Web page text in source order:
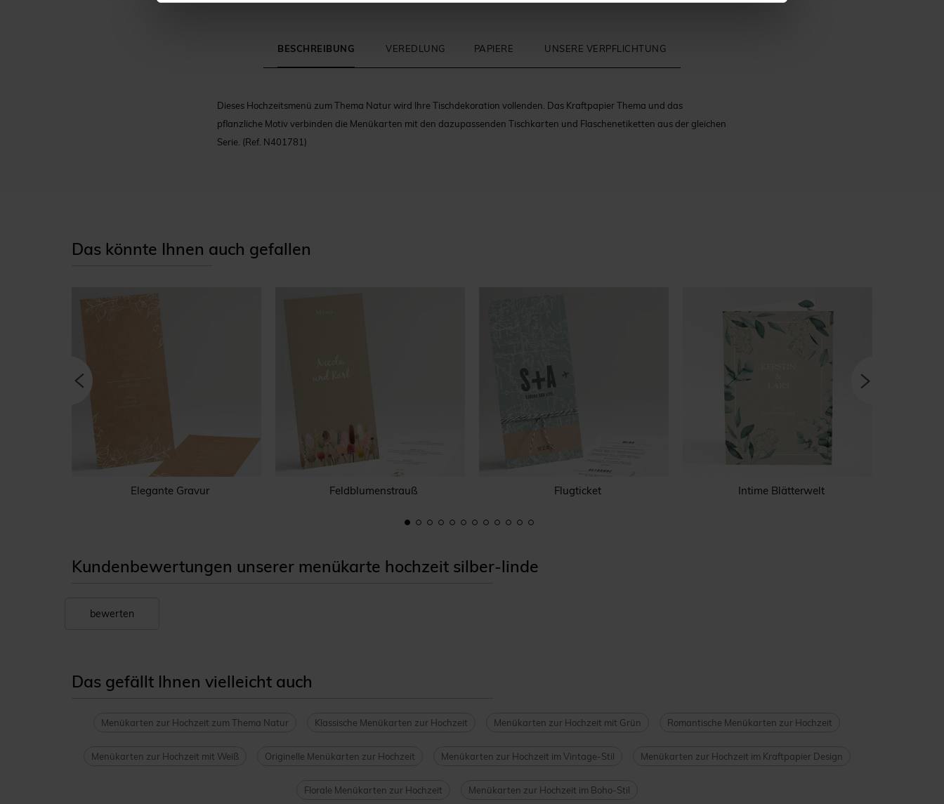
BESCHREIBUNG VEREDLUNG PAPIERE UNSERE VERPFLICHTUNG
Dieses Hochzeitsmenü zum Thema Natur wird Ihre Tischdekoration vollenden. Das Kraftpapier Thema und das
pflanzliche Motiv verbinden die Menükarten mit den dazupassenden Tischkarten und Flaschenetiketten aus der gleichen
Serie. (Ref. N401781)
Das könnte Ihnen auch gefallen
Elegante Gravur Feldblumenstrauß Flugticket Intime Blätterwelt
Kundenbewertungen unserer menükarte hochzeit silber-linde
bewerten
Das gefällt Ihnen vielleicht auch
Menükarten zur Hochzeit zum Thema Natur Klassische Menükarten zur Hochzeit Menükarten zur Hochzeit mit Grün Romantische Menükarten zur Hochzeit
Menükarten zur Hochzeit mit Weiß Originelle Menükarten zur Hochzeit Menükarten zur Hochzeit im Vintage-Stil Menükarten zur Hochzeit im Kraftpapier Design
Florale Menükarten zur Hochzeit Menükarten zur Hochzeit im Boho-Stil